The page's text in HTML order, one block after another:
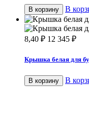
В корзину В
8,40 ₽ 12 345 ₽
Крышка белая для
В корзину В